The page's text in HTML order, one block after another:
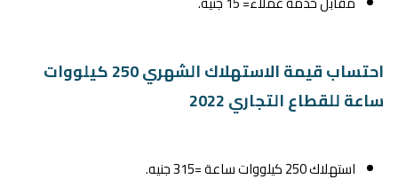
احتساب قيمة الاستهلاك الشهري 250 كيلووات
ساعة للقطاع التجاري 2022
استهلاك 250 كيلووات ساعة =315 جنيه.